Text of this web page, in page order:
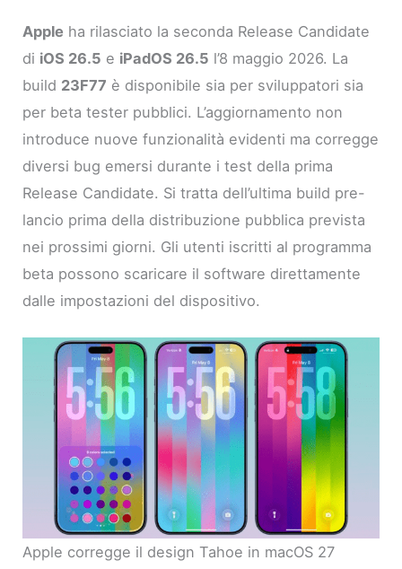
Apple ha rilasciato la seconda Release Candidate
di iOS 26.5 e iPadOS 26.5 l’8 maggio 2026. La
build 23F77 è disponibile sia per sviluppatori sia
per beta tester pubblici. L’aggiornamento non
introduce nuove funzionalità evidenti ma corregge
diversi bug emersi durante i test della prima
Release Candidate. Si tratta dell’ultima build pre-
lancio prima della distribuzione pubblica prevista
nei prossimi giorni. Gli utenti iscritti al programma
beta possono scaricare il software direttamente
dalle impostazioni del dispositivo.
Apple corregge il design Tahoe in macOS 27